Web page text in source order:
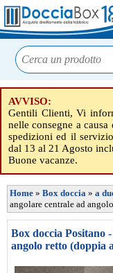
AVVISO:
Gentili Clienti, Vi
nelle consegne a
spedizioni ed il
dal 13 al 21 Agosto
Buone vacanze.
Home » Box doccia » a
angolare centrale ad
Box doccia Positano
angolo retto (doppia